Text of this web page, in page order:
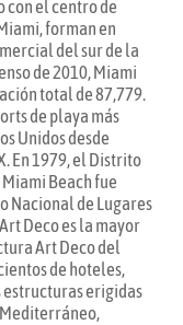
con el centro de
forman en
del sur de la
de 2010, Miami
total de 87,779.
de playa más
Unidos desde
En 1979, el Distrito
Beach fue
Nacional de Lugares
Deco es la mayor
Art Deco del
de hoteles,
erigidas